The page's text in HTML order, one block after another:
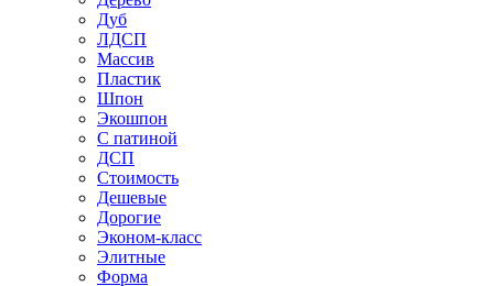
Дуб
ЛДСП
Массив
Пластик
Шпон
Экошпон
С патиной
ДСП
Стоимость
Дешевые
Дорогие
Эконом-класс
Элитные
Форма